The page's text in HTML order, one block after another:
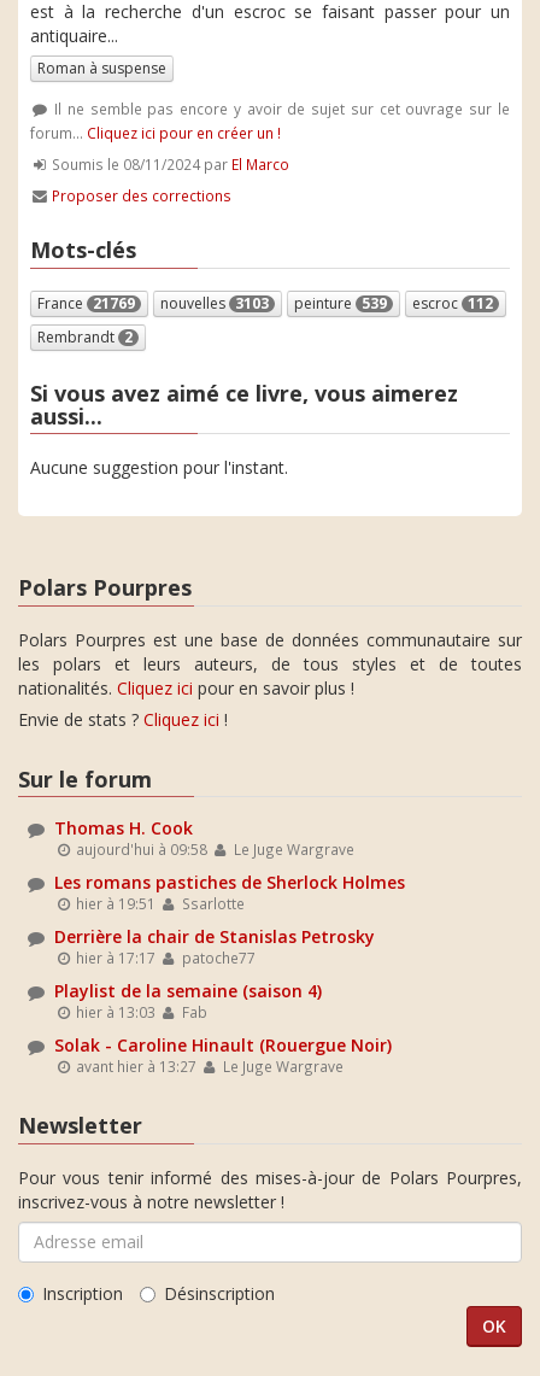
est à la recherche d'un escroc se faisant passer pour un
antiquaire...
Roman à suspense
Il ne semble pas encore y avoir de sujet sur cet ouvrage sur le
forum... Cliquez ici pour en créer un !
Soumis le 08/11/2024 par El Marco
Proposer des corrections
Mots-clés
France 21769 nouvelles 3103 peinture 539 escroc 112
Rembrandt 2
Si vous avez aimé ce livre, vous aimerez
aussi...
Aucune suggestion pour l'instant.
Polars Pourpres
Polars Pourpres est une base de données communautaire sur
les polars et leurs auteurs, de tous styles et de toutes
nationalités. Cliquez ici pour en savoir plus !
Envie de stats ? Cliquez ici !
Sur le forum
Thomas H. Cook
aujourd'hui à 09:58 Le Juge Wargrave
Les romans pastiches de Sherlock Holmes
hier à 19:51 Ssarlotte
Derrière la chair de Stanislas Petrosky
hier à 17:17 patoche77
Playlist de la semaine (saison 4)
hier à 13:03 Fab
Solak - Caroline Hinault (Rouergue Noir)
avant hier à 13:27 Le Juge Wargrave
Newsletter
Pour vous tenir informé des mises-à-jour de Polars Pourpres,
inscrivez-vous à notre newsletter !
Inscription Désinscription